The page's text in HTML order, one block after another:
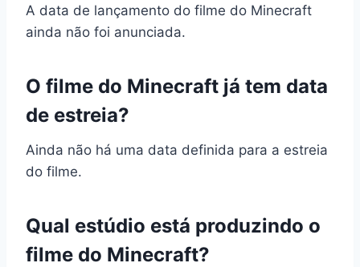
A data de lançamento do filme do Minecraft
ainda não foi anunciada.
O filme do Minecraft já tem data
de estreia?
Ainda não há uma data definida para a estreia
do filme.
Qual estúdio está produzindo o
filme do Minecraft?